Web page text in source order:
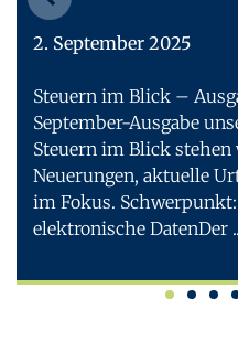
2. September 2025
Steuern im Blick –
September-Ausgabe
Steuern im Blick
Neuerungen, aktuelle
im Fokus.
elektronische DatenDer